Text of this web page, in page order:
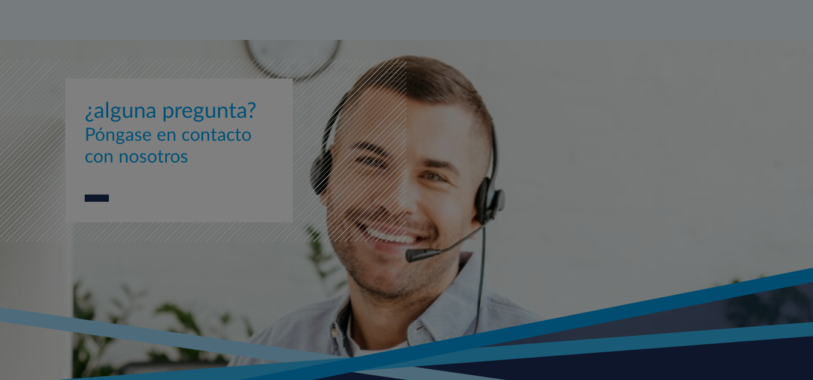
¿alguna pregunta?
Póngase en contacto
con nosotros